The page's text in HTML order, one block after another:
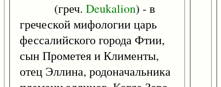
(греч. Deukalion) - в
греческой мифологии царь
фессалийского города Фтии,
сын Прометея и Клименты,
отец Эллина, родоначальника